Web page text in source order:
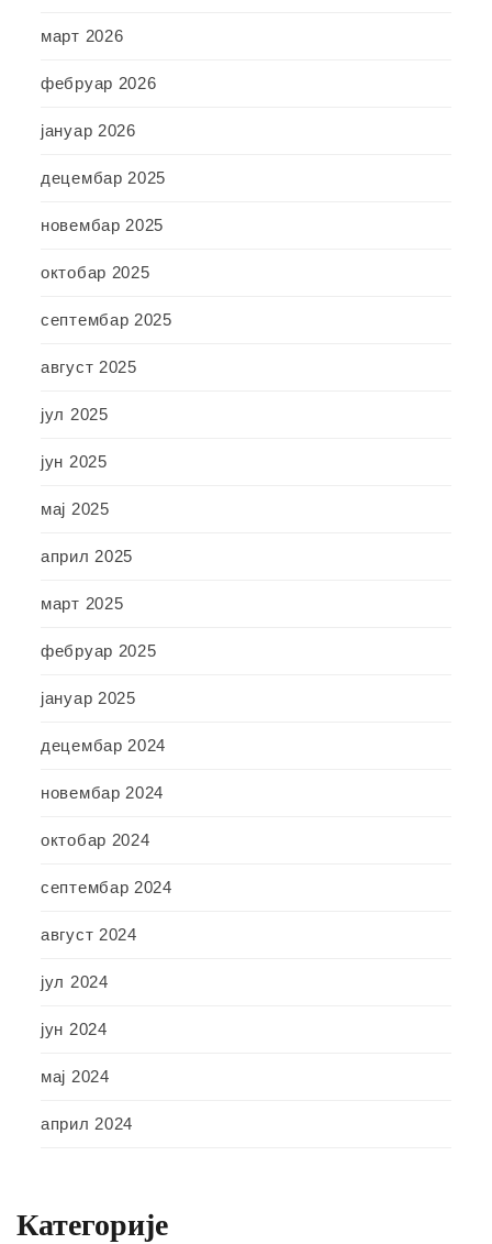
март 2026
фебруар 2026
јануар 2026
децембар 2025
новембар 2025
октобар 2025
септембар 2025
август 2025
јул 2025
јун 2025
мај 2025
април 2025
март 2025
фебруар 2025
јануар 2025
децембар 2024
новембар 2024
октобар 2024
септембар 2024
август 2024
јул 2024
јун 2024
мај 2024
април 2024
Категорије